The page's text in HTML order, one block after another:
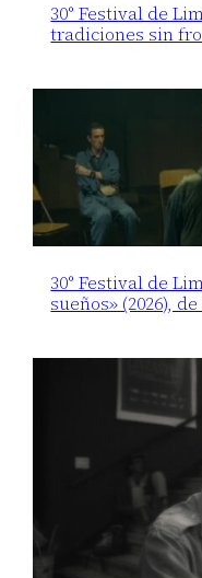
30° Festival de
tradiciones sin
30° Festival de
sueños» (2026),